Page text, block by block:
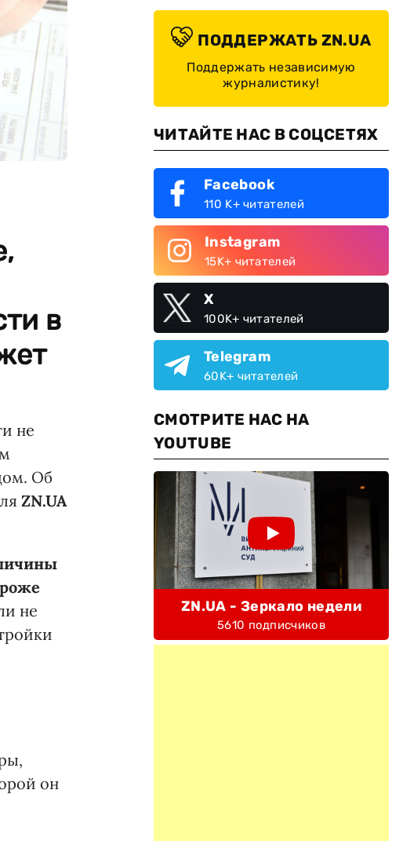
в
не
Об
ZN.UA
не
он
ПОДДЕРЖАТЬ ZN.UA
Поддержать независимую
журналистику!
ЧИТАЙТЕ НАС В СОЦСЕТЯХ
Facebook
110 K+ читателей
Instagram
15K+ читателей
X
100K+ читателей
Telegram
60K+ читателей
СМОТРИТЕ НАС НА
YOUTUBE
ZN.UA - Зеркало недели
5610 подписчиков